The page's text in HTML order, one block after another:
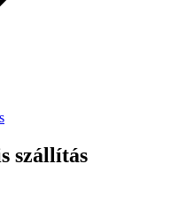
szállítás